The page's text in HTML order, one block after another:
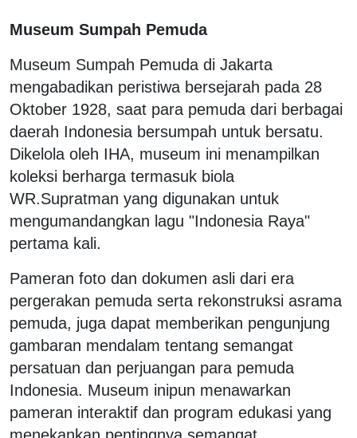
Museum Sumpah Pemuda
Museum Sumpah Pemuda di Jakarta
mengabadikan peristiwa bersejarah pada 28
Oktober 1928, saat para pemuda dari berbagai
daerah Indonesia bersumpah untuk bersatu.
Dikelola oleh IHA, museum ini menampilkan
koleksi berharga termasuk biola
WR.Supratman yang digunakan untuk
mengumandangkan lagu "Indonesia Raya"
pertama kali.
Pameran foto dan dokumen asli dari era
pergerakan pemuda serta rekonstruksi asrama
pemuda, juga dapat memberikan pengunjung
gambaran mendalam tentang semangat
persatuan dan perjuangan para pemuda
Indonesia. Museum inipun menawarkan
pameran interaktif dan program edukasi yang